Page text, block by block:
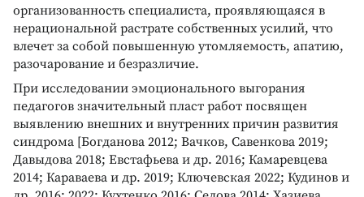
организованность специалиста, проявляющаяся в
нерациональной растрате собственных усилий, что
влечет за собой повышенную утомляемость, апатию,
разочарование и безразличие.
При исследовании эмоционального выгорания
педагогов значительный пласт работ посвящен
выявлению внешних и внутренних причин развития
синдрома [Богданова 2012; Вачков, Савенкова 2019;
Давыдова 2018; Евстафьева и др. 2016; Камаревцева
2014; Караваева и др. 2019; Ключевская 2022; Кудинов и